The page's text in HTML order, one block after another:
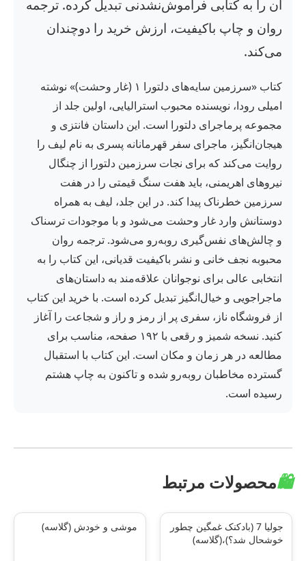
آن را به کتابی فراموش‌نشدنی تبدیل کرده. ترجمه
روان و چاپ باکیفیت، ارزش خرید را دوچندان
می‌کند.
کتاب «سرزمین سایه‌های دلتورا ۱ (غار وحشت)» نوشته
امیلی رودا، نویسنده محبوب استرالیایی، اولین جلد از
مجموعه پرماجرای دلتورا است. این داستان فانتزی و
هیجان‌انگیز، ماجرای سفر قهرمانانه پسری به نام لیف را
روایت می‌کند که برای نجات سرزمین دلتورا از چنگال
نیروهای اهریمنی، باید هفت سنگ قیمتی را در هفت
سرزمین خطرناک پیدا کند. در این جلد، لیف به همراه
دوستانش وارد غار وحشت می‌شود و با موجودات ترسناک
و چالش‌های نفس‌گیری روبه‌رو می‌شود. ترجمه روان
محبوبه نجف خانی و نشر باکیفیت قدیانی، این کتاب را به
انتخابی عالی برای نوجوانان علاقه‌مند به داستان‌های
ماجراجویی و خیال‌انگیز تبدیل کرده است. با خرید این کتاب
از فروشگاه ناز، سفری پر از رمز و راز و شجاعت را آغاز
کنید. نسخه شمیز و رقعی با ۱۹۲ صفحه، مناسب برای
مطالعه در هر زمان و مکان است. این کتاب با استقبال
گسترده مخاطبان روبه‌رو شده و تاکنون به چاپ هشتم
رسیده است.
🛍️محصولات مرتبط
جولیا 7 (بادکنک غمگین چطور
خوشحال شد؟)،(گلاسه)
موشی و خودش (گلاسه)